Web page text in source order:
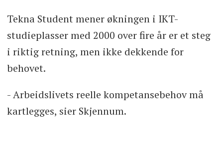
Tekna Student mener økningen i IKT-
studieplasser med 2000 over fire år er et steg
i riktig retning, men ikke dekkende for
behovet.
- Arbeidslivets reelle kompetansebehov må
kartlegges, sier Skjennum.